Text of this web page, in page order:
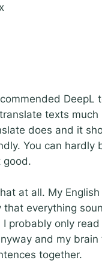
DeepL
texts much
does and it
You can hardly
good.
at all. My
that everything
I probably only
and my brain
together.